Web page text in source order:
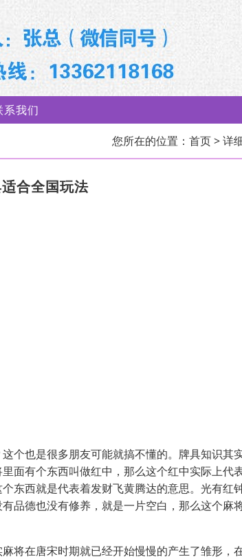
系我们
您所在的位置： 首页> 详
合全国玩法
个也是很多朋友可能就搞不懂的。牌具知识其
面有个东西叫做红中，那么这个红中实际上代
东西就是代表着发财飞黄腾达的意思。光有红
品德也没有修养，就是一片空白，那么这个麻
将在唐宋时期就已经开始慢慢的产生了雏形，